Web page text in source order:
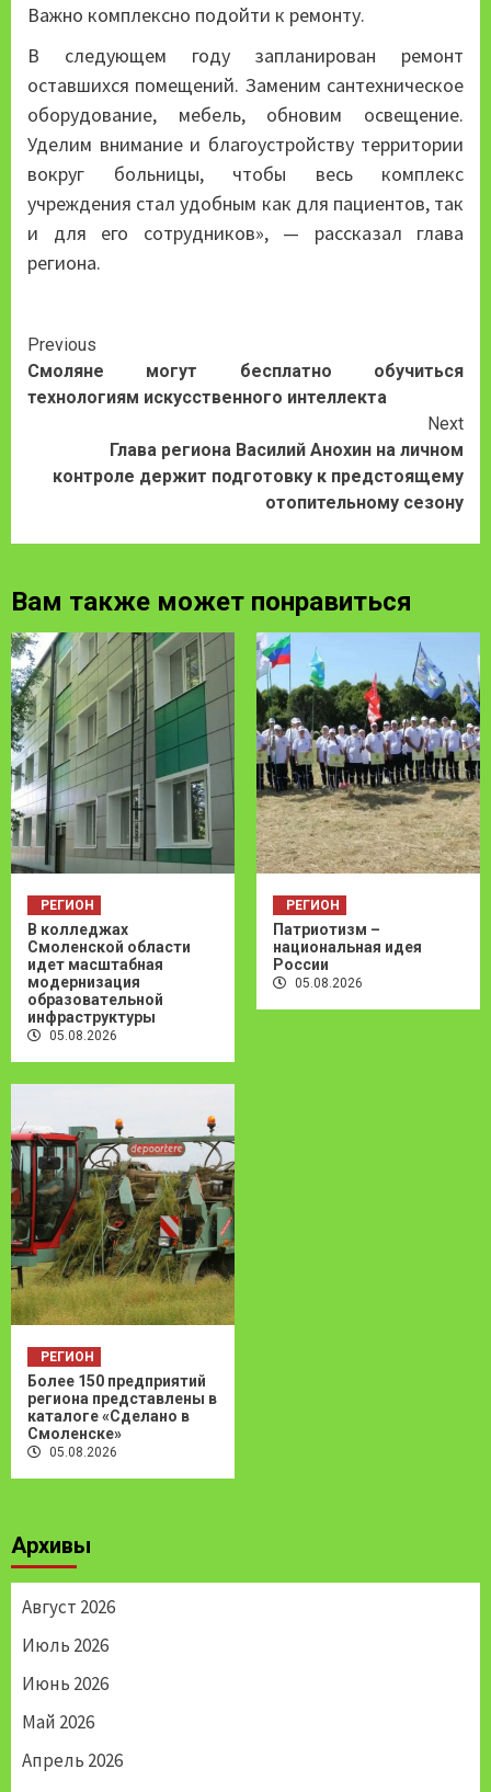
Важно комплексно подойти к ремонту.
В следующем году запланирован ремонт
оставшихся помещений. Заменим сантехническое
оборудование, мебель, обновим освещение.
Уделим внимание и благоустройству территории
вокруг больницы, чтобы весь комплекс
учреждения стал удобным как для пациентов, так
и для его сотрудников», — рассказал глава
региона.
Continue
Reading
Previous
Смоляне могут бесплатно обучиться
технологиям искусственного интеллекта
Next
Глава региона Василий Анохин на личном
контроле держит подготовку к предстоящему
отопительному сезону
Вам также может понравиться
РЕГИОН
В колледжах
Смоленской области
идет масштабная
модернизация
образовательной
инфраструктуры
05.08.2026
РЕГИОН
Патриотизм –
национальная идея
России
05.08.2026
РЕГИОН
Более 150 предприятий
региона представлены в
каталоге «Сделано в
Смоленске»
05.08.2026
Архивы
Август 2026
Июль 2026
Июнь 2026
Май 2026
Апрель 2026